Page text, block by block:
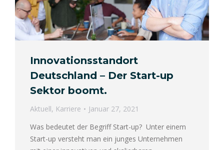
Innovationsstandort
Deutschland – Der Start-up
Sektor boomt.
Aktuell, Karriere
Januar 27, 2021
Was bedeutet der Begriff Start-up? Unter einem
Start-up versteht man ein junges Unternehmen